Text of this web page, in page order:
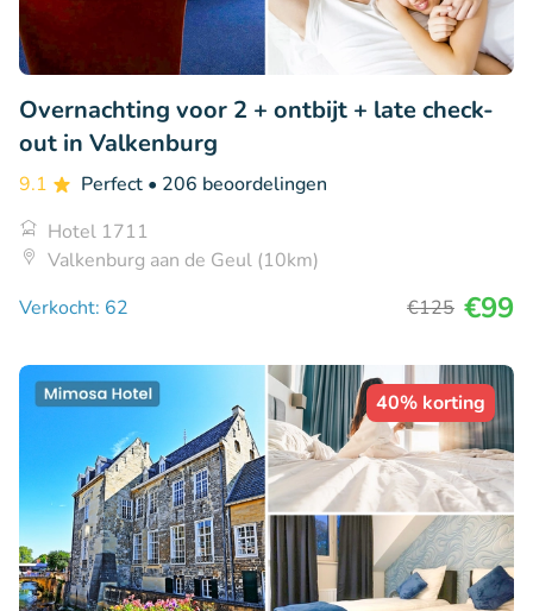
Overnachting voor 2 + ontbijt + late check-
out in Valkenburg
9.1 Perfect • 206 beoordelingen
Hotel 1711
Valkenburg aan de Geul (10km)
Verkocht: 62
€125 €99
40% korting